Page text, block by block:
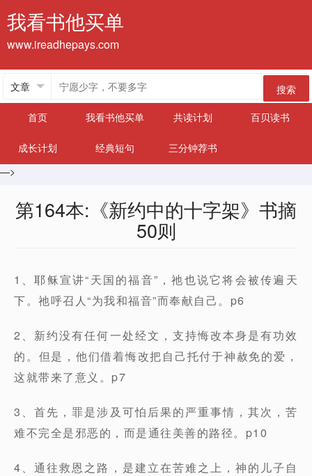
我看书他买单
www.ireadhepays.com
搜索
首页
我看书他买单 共读计划 百贝读书
成长计划 经典短句
三分钟荐书
—>
第164本:《新约中的十字架》书摘
50则
1、耶稣宣讲“天国的福音”，祂也说它将会被传遍天
下。祂呼召人“为我和福音”而奉献自己。p6
2、新约没有任何一处经文，支持悔改本身是有功效
的。但是，他们借着悔改把自己托付于神赦免的爱，
这就带来了意义。p7
3、首先，罪是涉及可怕后果的严重事情，其次，苦
难不完全是邪恶的，而是通往美善的路径。p10
4、通往救恩之路，是建立在苦难之上，神的儿子自